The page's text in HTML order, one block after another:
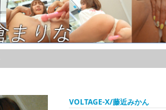
VOLTAGE-X/藤近みかん